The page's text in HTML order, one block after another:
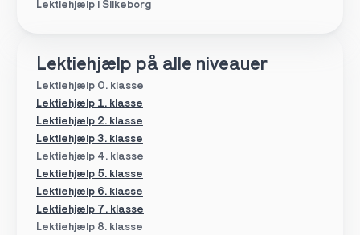
Lektiehjælp i Silkeborg
Lektiehjælp på alle niveauer
Lektiehjælp 0. klasse
Lektiehjælp 4. klasse
Lektiehjælp 5. klasse
Lektiehjælp 8. klasse
Lektiehjælp 1. klasse
Lektiehjælp 6. klasse
Lektiehjælp 7. klasse
Lektiehjælp 2. klasse
Lektiehjælp 3. klasse